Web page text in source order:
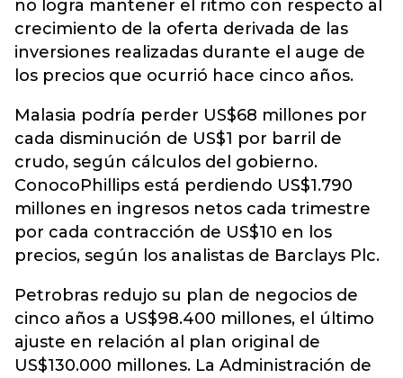
no logra mantener el ritmo con respecto al
crecimiento de la oferta derivada de las
inversiones realizadas durante el auge de
los precios que ocurrió hace cinco años.
Malasia podría perder US$68 millones por
cada disminución de US$1 por barril de
crudo, según cálculos del gobierno.
ConocoPhillips está perdiendo US$1.790
millones en ingresos netos cada trimestre
por cada contracción de US$10 en los
precios, según los analistas de Barclays Plc.
Petrobras redujo su plan de negocios de
cinco años a US$98.400 millones, el último
ajuste en relación al plan original de
US$130.000 millones. La Administración de